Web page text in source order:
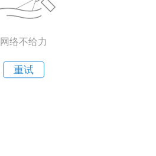
网络不给力
重试